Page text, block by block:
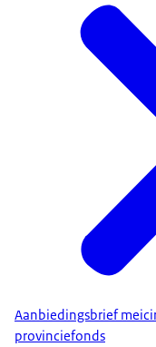
Aanbiedingsbrief
provinciefonds